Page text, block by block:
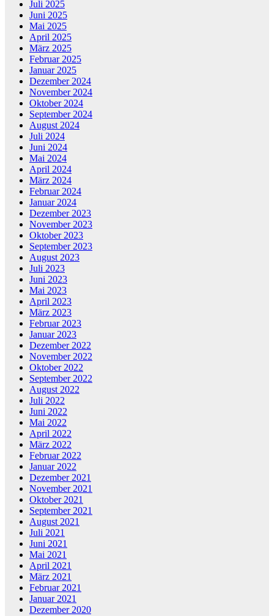
Juli 2025
Juni 2025
Mai 2025
April 2025
März 2025
Februar 2025
Januar 2025
Dezember 2024
November 2024
Oktober 2024
September 2024
August 2024
Juli 2024
Juni 2024
Mai 2024
April 2024
März 2024
Februar 2024
Januar 2024
Dezember 2023
November 2023
Oktober 2023
September 2023
August 2023
Juli 2023
Juni 2023
Mai 2023
April 2023
März 2023
Februar 2023
Januar 2023
Dezember 2022
November 2022
Oktober 2022
September 2022
August 2022
Juli 2022
Juni 2022
Mai 2022
April 2022
März 2022
Februar 2022
Januar 2022
Dezember 2021
November 2021
Oktober 2021
September 2021
August 2021
Juli 2021
Juni 2021
Mai 2021
April 2021
März 2021
Februar 2021
Januar 2021
Dezember 2020